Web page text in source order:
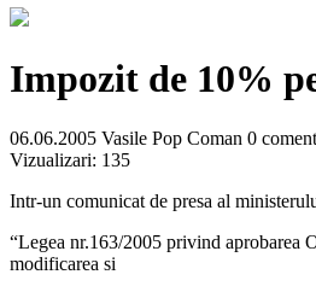
Impozit de 10%
06.06.2005 Vasile Pop Coman 0
Vizualizari: 135
Intr-un comunicat de presa al
“Legea nr.163/2005 privind aprobarea
modificarea si